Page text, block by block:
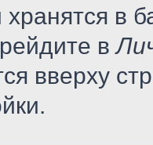
хранятся в
в
вверху